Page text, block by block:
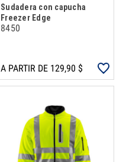
Sudadera con capucha
Freezer Edge
8450
A PARTIR DE 129,90 $